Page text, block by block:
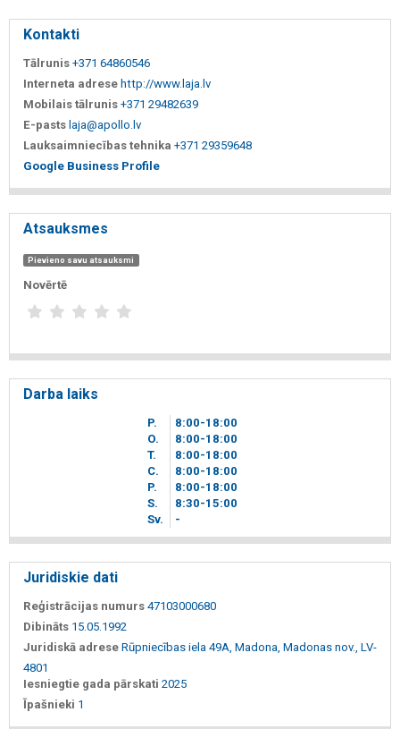
Kontakti
Tālrunis +371 64860546
Interneta adrese http://www.laja.lv
Mobilais tālrunis +371 29482639
E-pasts laja@apollo.lv
Lauksaimniecības tehnika +371 29359648
Google Business Profile
Atsauksmes
Pievieno savu atsauksmi
Novērtē
Darba laiks
P. 8 00-18 00
O.
8 00-18 00
T.
8 00-18 00
C.
8 00-18 00
P.
8 00-18 00
S.
8 30-15 00
Sv.
-
Juridiskie dati
Reģistrācijas numurs 47103000680
Dibināts 15.05.1992
Juridiskā adrese Rūpniecības iela 49A, Madona, Madonas nov., LV-
4801
Iesniegtie gada pārskati 2025
Īpašnieki 1